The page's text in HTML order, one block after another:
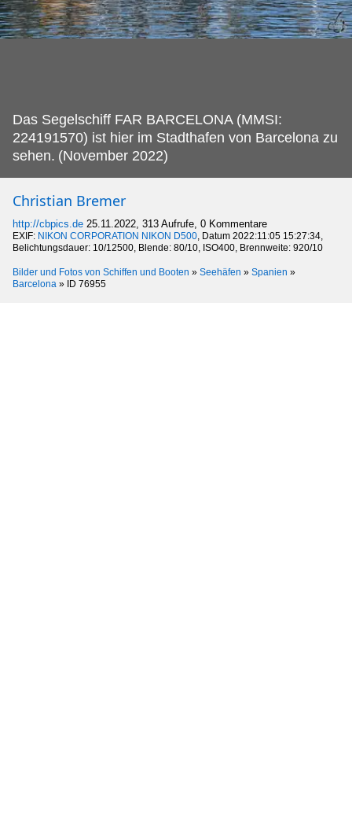
Das Segelschiff FAR BARCELONA (MMSI:
224191570) ist hier im Stadthafen von Barcelona zu
sehen. (November 2022)
Christian Bremer
http://cbpics.de 25.11.2022, 313 Aufrufe, 0 Kommentare
EXIF: NIKON CORPORATION NIKON D500, Datum 2022:11:05 15:27:34,
Belichtungsdauer: 10/12500, Blende: 80/10, ISO400, Brennweite: 920/10
Bilder und Fotos von Schiffen und Booten » Seehäfen » Spanien »
Barcelona » ID 76955